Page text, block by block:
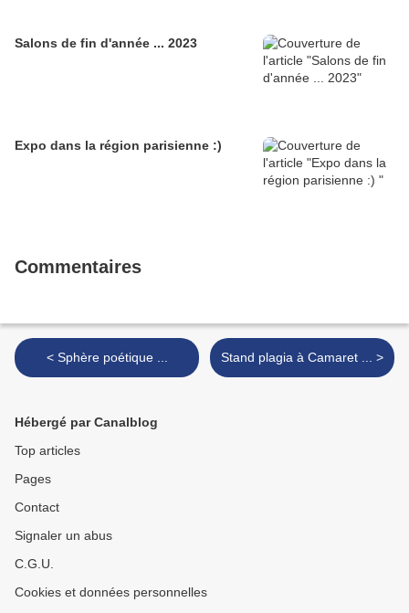
Salons de fin d'année ... 2023
Expo dans la région parisienne :)
Commentaires
< Sphère poétique ... Stand plagia à Camaret ... >
Hébergé par Canalblog
Top articles
Pages
Contact
Signaler un abus
C.G.U.
Cookies et données personnelles